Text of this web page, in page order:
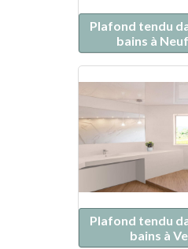
Plafond tendu
bains à
Plafond tendu
bains à